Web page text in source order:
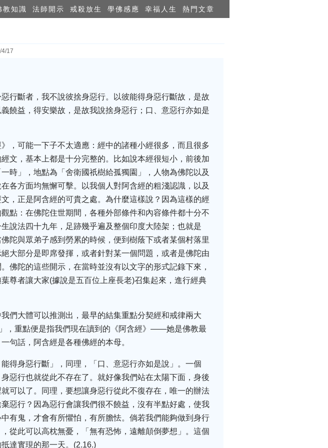
教知識 法師開示 戒殺放生 學佛感應 幸福人生 熱門文章
4/17
行斷者，我不說彼捨身惡行。以彼能得身惡行斷故，是故
饒益，得安樂故，是故我說捨身惡行；口、意惡行亦如是
，可能一下子不太適應：經中的諸種小經很多，而且很多
文，基本上都是十分完整的。比如說本經很短小，前後加
時」，地點為「舍衛國祇樹給孤獨園」，人物為佛陀以及
各方面均無懈可擊。以我個人對阿含經的粗淺認識，以及
，正是阿含經的可貴之處。為什麼這樣說？因為這樣的經
點：在佛陀住世期間，各種外部條件和內容條件都十分不
說法四十九年，足跡幾乎遍及整個印度大陸架；也就是
陀與眾弟子感到勞累的時候，便到樹蔭下或者某個村落里
大部分是即席發揮，或者針對某一個問題，或者是佛陀由
佛陀的這些開示，在當時並沒有以文字的形式記錄下來，
尊者讓大家(據說是五百位上座長老)召集起來，進行經典
們大體可以推測出，最早的結集重點分契經和戒律兩大
，重點便是指我們現在讀到的《阿含經》——她是佛教最
句話，阿含經是各種佛經的本母。
得身惡行斷」，同理，「口、意惡行亦如是說」。一個
惡行也就從此不存在了。就好像我們站在太陽下面，身後
可以了。同理，要想讓身惡行從此不復存在，唯一的辦法
惡行？因為惡行會讓我們很不饒益，沒有半點好處，使我
有鬼，才會有所懼怕，有所膽怯。倘若我們能夠做到身行
從此可以高枕無憂，「無有恐怖，遠離顛倒夢想」。這個
達實現的那一天。(2.16.)